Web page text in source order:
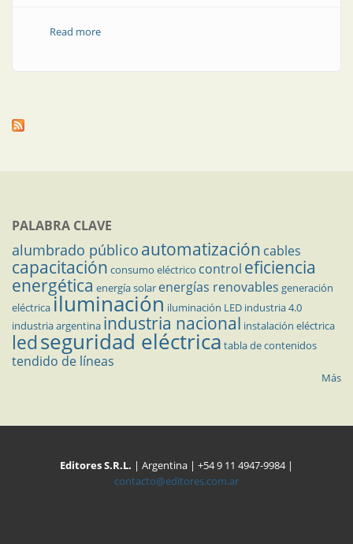
Read moreabout Congresos y exposiciones | Luz 2017:
PALABRA CLAVE
alumbrado público automatización cables
capacitación consumo eléctrico control eficiencia
energética energía solar energías renovables generación
eléctricailuminación iluminación LED industria 4.0
industria argentina industria nacional instalación eléctrica
ledseguridad eléctrica tabla de contenidos
tendido de líneas
Más
Editores S.R.L. | Argentina | +54 9 11 4947-9984 |
contacto@editores.com.ar